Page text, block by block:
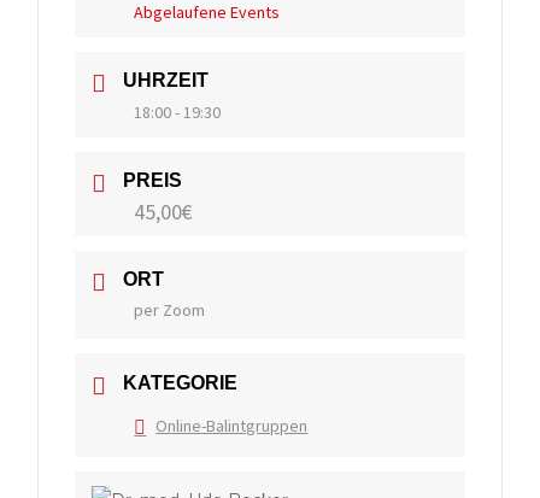
Abgelaufene Events
UHRZEIT
18:00 - 19:30
PREIS
45,00€
ORT
per Zoom
KATEGORIE
Online-Balintgruppen